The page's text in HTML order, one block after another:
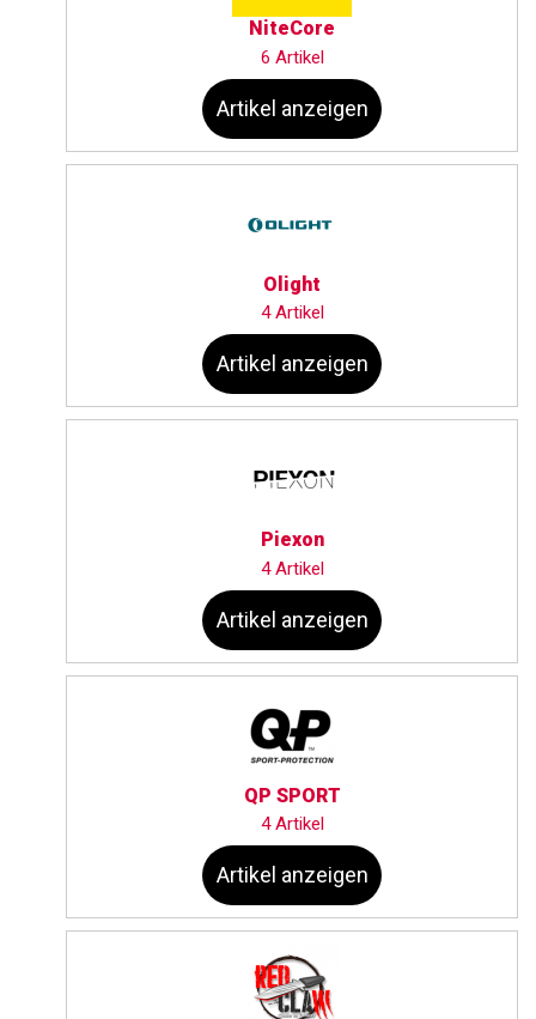
NiteCore
6 Artikel
Artikel anzeigen
Olight
4 Artikel
Artikel anzeigen
Piexon
4 Artikel
Artikel anzeigen
QP SPORT
4 Artikel
Artikel anzeigen